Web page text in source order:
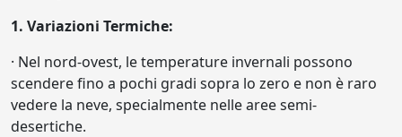
1. Variazioni Termiche:
· Nel nord-ovest, le temperature invernali possono
scendere fino a pochi gradi sopra lo zero e non è raro
vedere la neve, specialmente nelle aree semi-
desertiche.